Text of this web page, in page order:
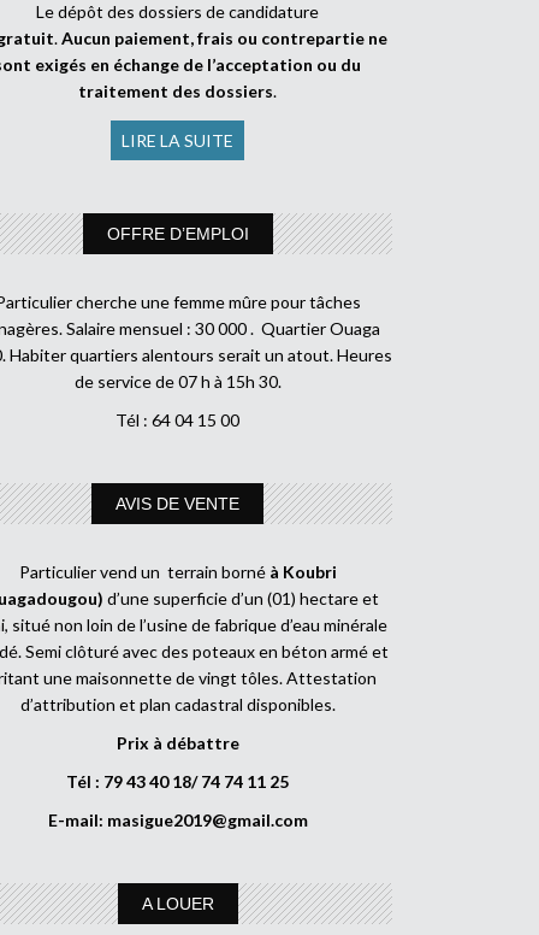
Le dépôt des dossiers de candidature
.Aucun paiement, frais ou contrepartie ne
exigés en échange de l’acceptation ou du
traitement des dossiers.
LIRE LA SUITE
OFFRE D’EMPLOI
cherche une femme mûre pour tâches
Salaire mensuel : 30 000 . Quartier Ouaga
Habiter quartiers alentours serait un atout. Heures
de service de 07 h à 15h 30.
Tél : 64 04 15 00
AVIS DE VENTE
Particulier vend un terrain borné à Koubri
d’une superficie d’un (01) hectare et
situé non loin de l’usine de fabrique d’eau minérale
Semi clôturé avec des poteaux en béton armé et
une maisonnette de vingt tôles. Attestation
d’attribution et plan cadastral disponibles.
Prix à débattre
Tél : 79 43 40 18/ 74 74 11 25
E-mail: masigue2019@gmail.com
A LOUER